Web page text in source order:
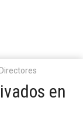
Directores
en